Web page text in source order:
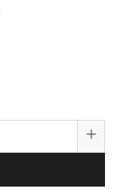
+